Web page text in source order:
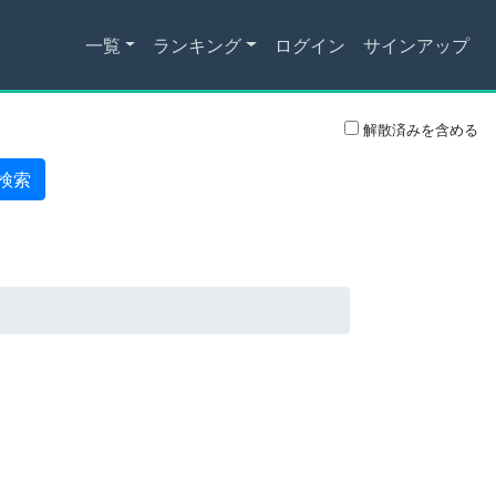
一覧 ランキング ログイン サインアップ
解散済みを含める
索